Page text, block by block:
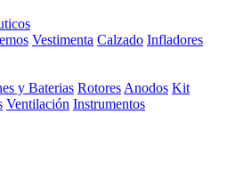
Vestimenta Calzado Infladores
y Baterias Rotores Anodos Kit
Ventilación Instrumentos